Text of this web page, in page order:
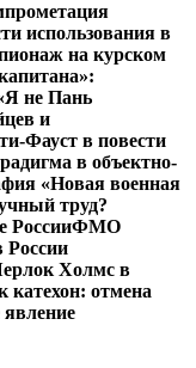
использования в
на курском
не Пань
и
Фауст в повести
в объектно-
«Новая военная
труд?
РоссииФМО
России
Холмс в
катехон: отмена
явление